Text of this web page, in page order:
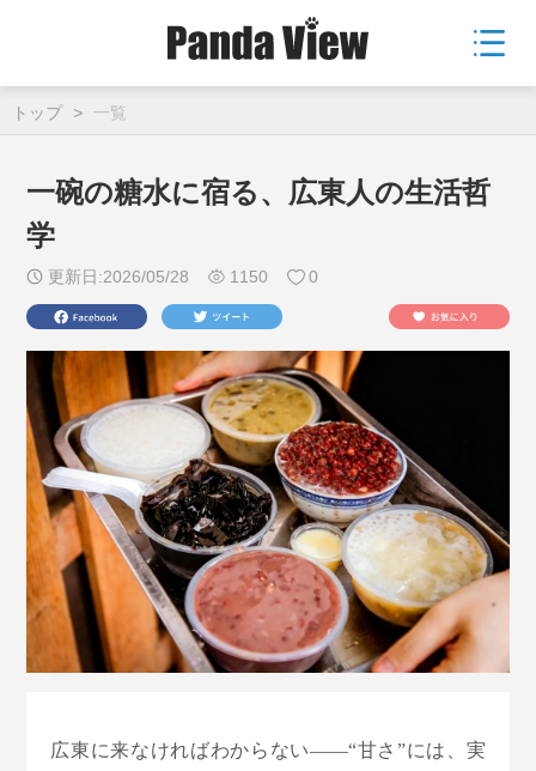
トップ > 一覧
一碗の糖水に宿る、広東人の生活哲
学
更新日:2026/05/28 1150 0
広東に来なければわからない——“甘さ”には、実